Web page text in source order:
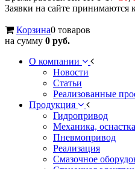
Заявки на сайте принимаются
Корзина0 товаров
на сумму 0 руб.
О компании
Новости
Статьи
Реализованные
Продукция
Гидропривод
Механика,
Пневмопривод
Реализация
Смазочное